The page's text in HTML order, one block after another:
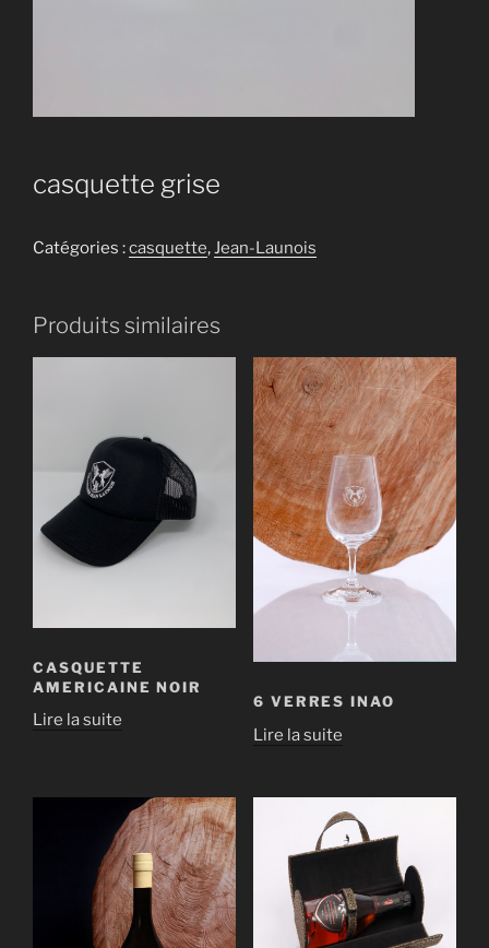
casquette grise
Catégories :casquette,Jean-Launois
Produits similaires
CASQUETTE
AMERICAINE NOIR
Lire la suite
6 VERRES INAO
Lire la suite